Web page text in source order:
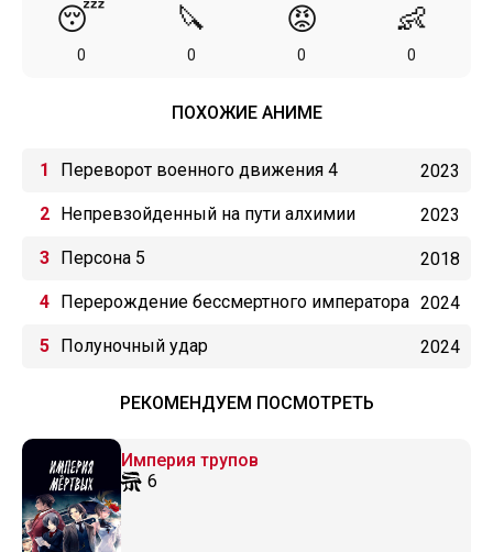
😴
0
🔪
0
😡
0
👶
0
ПОХОЖИЕ АНИМЕ
Переворот военного движения 4 2023
Непревзойденный на пути алхимии 2023
Персона 5 2018
Перерождение бессмертного императора
(2024)
2024
Полуночный удар 2024
РЕКОМЕНДУЕМ ПОСМОТРЕТЬ
Империя трупов
6